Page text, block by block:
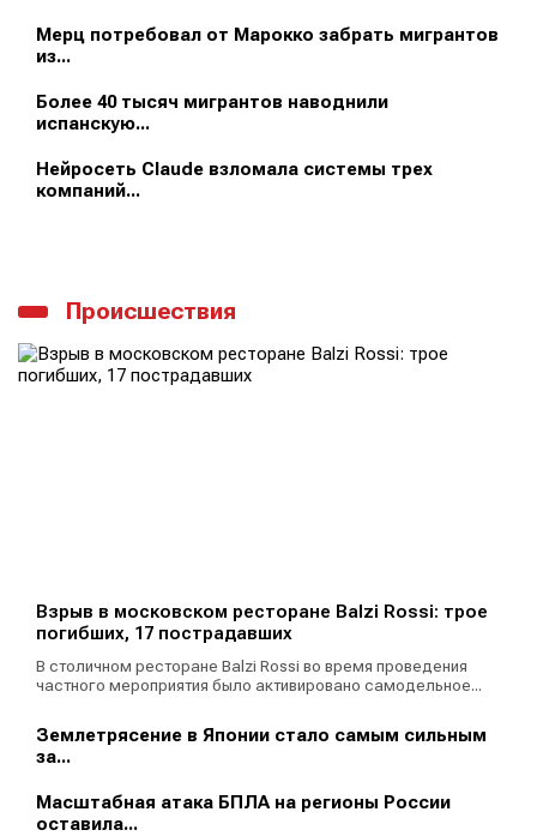
Мерц потребовал от Марокко забрать мигрантов
из...
Более 40 тысяч мигрантов наводнили
испанскую...
Нейросеть Claude взломала системы трех
компаний...
Происшествия
Взрыв в московском ресторане Balzi Rossi: трое
погибших, 17 пострадавших
В столичном ресторане Balzi Rossi во время проведения
частного мероприятия было активировано самодельное...
Землетрясение в Японии стало самым сильным
за...
Масштабная атака БПЛА на регионы России
оставила...